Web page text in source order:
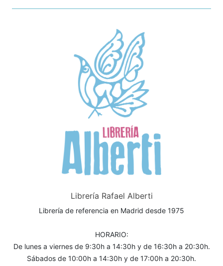
Librería Rafael Alberti
Librería de referencia en Madrid desde 1975
HORARIO:
De lunes a viernes de 9:30h a 14:30h y de 16:30h a 20:30h.
Sábados de 10:00h a 14:30h y de 17:00h a 20:30h.